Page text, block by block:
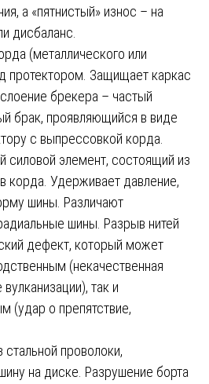
а «пятнистый» износ – на
дисбаланс.
(металлического или
протектором. Защищает каркас
брекера – частый
брак, проявляющийся в виде
с выпрессовкой корда.
силовой элемент, состоящий из
корда. Удерживает давление,
шины. Различают
шины. Разрыв нитей
дефект, который может
(некачественная
так и
(удар о препятствие,
стальной проволоки,
на диске. Разрушение борта